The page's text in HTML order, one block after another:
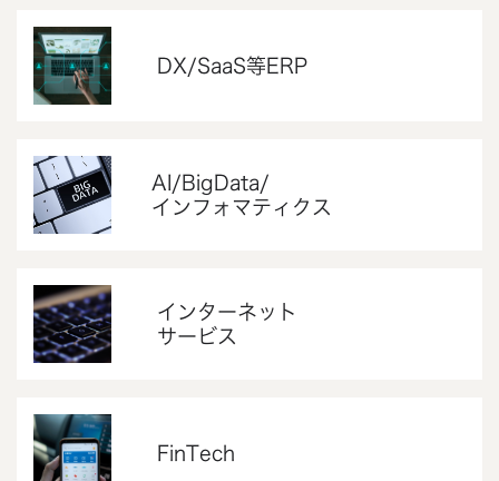
DX/SaaS等ERP
AI/BigData/
インフォマティクス
インターネット
サービス
FinTech